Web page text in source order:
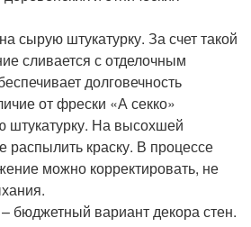
сырую штукатурку. За счет такой
сливается с отделочным
долговечность
от фрески «А секко»
штукатурку. На высохшей
распылить краску. В процессе
можно корректировать, не
бюджетный вариант декора стен.